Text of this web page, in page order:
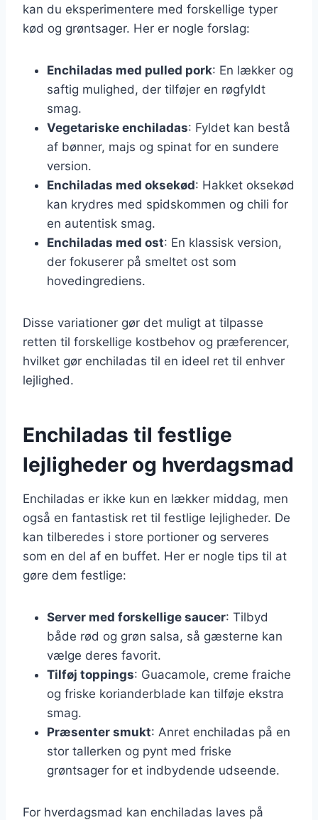
kan du eksperimentere med forskellige typer
kød og grøntsager. Her er nogle forslag:
Enchiladas med pulled pork: En lækker og
saftig mulighed, der tilføjer en røgfyldt
smag.
Vegetariske enchiladas: Fyldet kan bestå
af bønner, majs og spinat for en sundere
version.
Enchiladas med oksekød: Hakket oksekød
kan krydres med spidskommen og chili for
en autentisk smag.
Enchiladas med ost: En klassisk version,
der fokuserer på smeltet ost som
hovedingrediens.
Disse variationer gør det muligt at tilpasse
retten til forskellige kostbehov og præferencer,
hvilket gør enchiladas til en ideel ret til enhver
lejlighed.
Enchiladas til festlige
lejligheder og hverdagsmad
Enchiladas er ikke kun en lækker middag, men
også en fantastisk ret til festlige lejligheder. De
kan tilberedes i store portioner og serveres
som en del af en buffet. Her er nogle tips til at
gøre dem festlige:
Server med forskellige saucer: Tilbyd
både rød og grøn salsa, så gæsterne kan
vælge deres favorit.
Tilføj toppings: Guacamole, creme fraiche
og friske korianderblade kan tilføje ekstra
smag.
Præsenter smukt: Anret enchiladas på en
stor tallerken og pynt med friske
grøntsager for et indbydende udseende.
For hverdagsmad kan enchiladas laves på